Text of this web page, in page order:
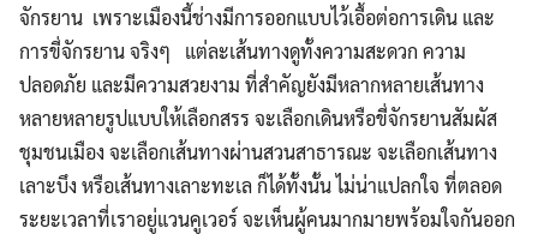
จักรยาน เพราะเมืองนี้ช่างมีการออกแบบไว้เอื้อต่อการเดิน และ
การขี่จักรยาน จริงๆ แต่ละเส้นทางดูทั้งความสะดวก ความ
ปลอดภัย และมีความสวยงาม ที่สำคัญยังมีหลากหลายเส้นทาง
หลายหลายรูปแบบให้เลือกสรร จะเลือกเดินหรือขี่จักรยานสัมผัส
ชุมชนเมือง จะเลือกเส้นทางผ่านสวนสาธารณะ จะเลือกเส้นทาง
เลาะบึง หรือเส้นทางเลาะทะเล ก็ได้ทั้งนั้น ไม่น่าแปลกใจ ที่ตลอด
ระยะเวลาที่เราอยู่แวนคูเวอร์ จะเห็นผู้คนมากมายพร้อมใจกันออก